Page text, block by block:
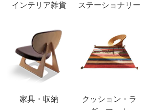
インテリア雑貨 ステーショナリー
家具・収納
クッション・ラ